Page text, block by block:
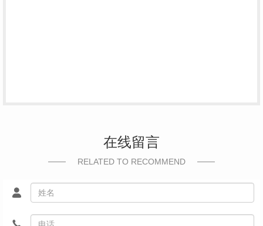
在线留言
RELATED TO RECOMMEND